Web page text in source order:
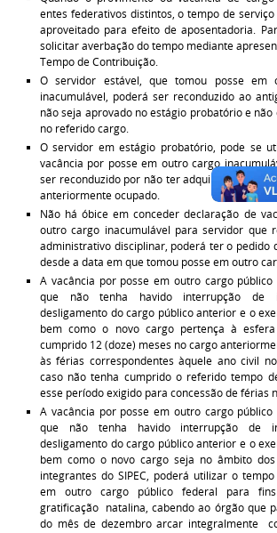
entes federativos distintos, o tempo de
aproveitado para efeito de aposentadoria.
solicitar averbação do tempo mediante
Tempo de Contribuição.
O servidor estável, que tomou posse em
inacumulável, poderá ser reconduzido ao
não seja aprovado no estágio probatório e
no referido cargo.
O servidor em estágio probatório, pode se
vacância por posse em outro cargo
ser reconduzido por não ter adquirido
anteriormente ocupado.
Não há óbice em conceder declaração de
outro cargo inacumulável para servidor que
administrativo disciplinar, poderá ter o pedido
desde a data em que tomou posse em outro
A vacância por posse em outro cargo público
que não tenha havido interrupção de
desligamento do cargo público anterior e o
bem como o novo cargo pertença à
cumprido 12 (doze) meses no cargo
às férias correspondentes àquele ano civil
caso não tenha cumprido o referido tempo
esse período exigido para concessão de férias
A vacância por posse em outro cargo público
que não tenha havido interrupção de
desligamento do cargo público anterior e o
bem como o novo cargo seja no âmbito
integrantes do SIPEC, poderá utilizar o
em outro cargo público federal para
gratificação natalina, cabendo ao órgão que
do mês de dezembro arcar integralmente